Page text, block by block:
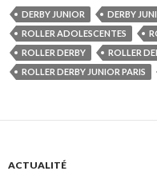
DERBY JUNIOR DERBY
ROLLER ADOLESCENTES
ROLLER DERBY
ROLLER
ROLLER DERBY JUNIOR PARIS
ACTUALITÉ